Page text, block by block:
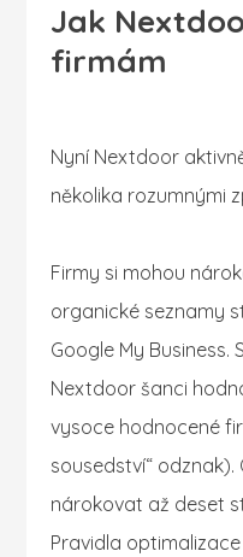
Jak
firmám
Nyní Nextdoor
několika rozumnými
Firmy si mohou
organické seznamy
Google My
Nextdoor šanci
vysoce hodnocené
sousedství“
nárokovat až deset
Pravidla